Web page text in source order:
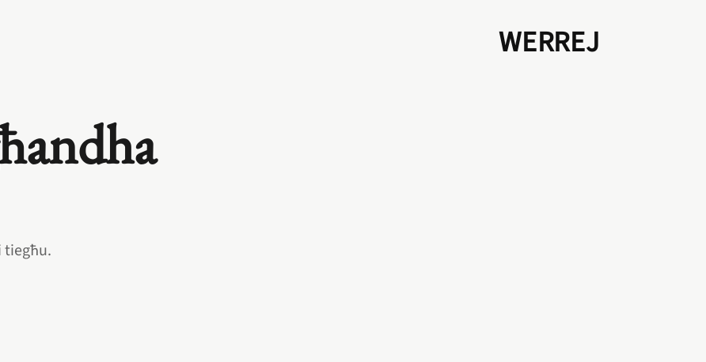
WERREJ
tiegħu.